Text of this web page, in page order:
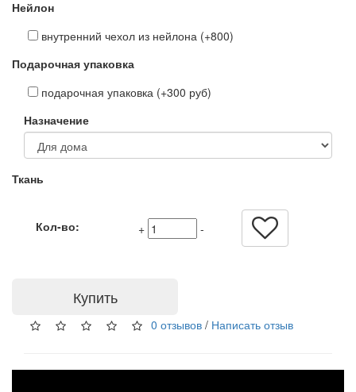
Нейлон
внутренний чехол из нейлона (+800)
Подарочная упаковка
подарочная упаковка (+300 руб)
Назначение
Ткань
Кол-во: + -
Купить
0 отзывов / Написать отзыв